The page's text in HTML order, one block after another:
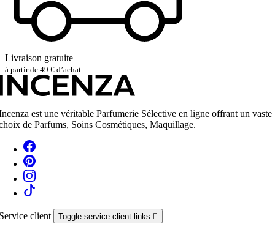
Livraison gratuite
à partir de 49 € d’achat
est une véritable Parfumerie Sélective en ligne offrant un vaste
de Parfums, Soins Cosmétiques, Maquillage.
client Toggle service client links 